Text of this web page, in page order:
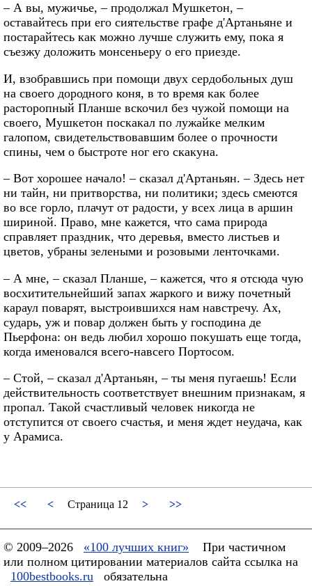
– А вы, мужичье, – продолжал Мушкетон, –
оставайтесь при его сиятельстве графе д'Артаньяне и
постарайтесь как можно лучше служить ему, пока я
съезжу доложить монсеньеру о его приезде.
И, взобравшись при помощи двух сердобольных душ
на своего дородного коня, в то время как более
расторопный Планше вскочил без чужой помощи на
своего, Мушкетон поскакал по лужайке мелким
галопом, свидетельствовавшим более о прочности
спины, чем о быстроте ног его скакуна.
– Вот хорошее начало! – сказал д'Артаньян. – Здесь нет
ни тайн, ни притворства, ни политики; здесь смеются
во все горло, плачут от радости, у всех лица в аршин
шириной. Право, мне кажется, что сама природа
справляет праздник, что деревья, вместо листьев и
цветов, убраны зелеными и розовыми ленточками.
– А мне, – сказал Планше, – кажется, что я отсюда чую
восхитительнейший запах жаркого и вижу почетный
караул поварят, выстроившихся нам навстречу. Ах,
сударь, уж и повар должен быть у господина де
Пьерфона: он ведь любил хорошо покушать еще тогда,
когда именовался всего-навсего Портосом.
– Стой, – сказал д'Артаньян, – ты меня пугаешь! Если
действительность соответствует внешним признакам, я
пропал. Такой счастливый человек никогда не
отступится от своего счастья, и меня ждет неудача, как
у Арамиса.
<< < Страница 12 > >>
© 2009–2026 «100 лучших книг»
При частичном
или полном цитировании материалов сайта ссылка на
100bestbooks.ru
обязательна